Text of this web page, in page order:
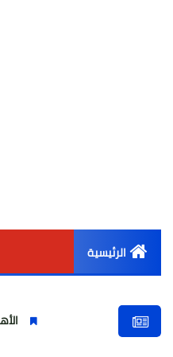
الرئيسية
الأهلي يواصل